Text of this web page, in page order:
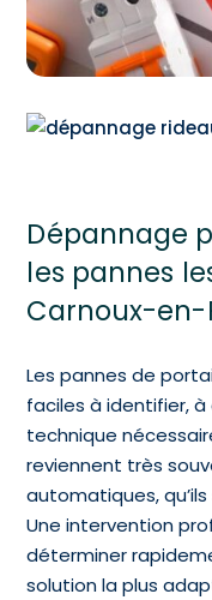
Dépannage
les pannes
Carnoux-en-
Les pannes de
faciles à identifier,
technique
reviennent très
automatiques,
Une intervention
déterminer
solution la plus